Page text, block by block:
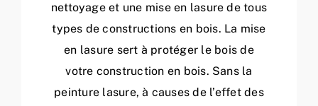
nettoyage et une mise en lasure de tous
types de constructions en bois. La mise
en lasure sert à protéger le bois de
votre construction en bois. Sans la
peinture lasure, à causes de l’effet des